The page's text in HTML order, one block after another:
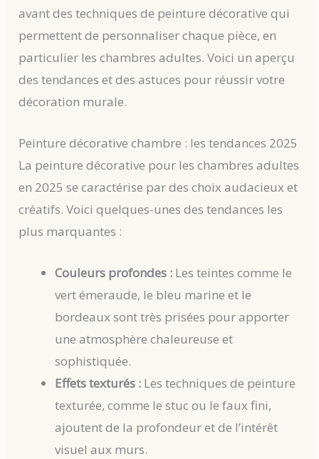
avant des techniques de peinture décorative qui
permettent de personnaliser chaque pièce, en
particulier les chambres adultes. Voici un aperçu
des tendances et des astuces pour réussir votre
décoration murale.
Peinture décorative chambre : les tendances 2025
La peinture décorative pour les chambres adultes
en 2025 se caractérise par des choix audacieux et
créatifs. Voici quelques-unes des tendances les
plus marquantes :
Couleurs profondes : Les teintes comme le
vert émeraude, le bleu marine et le
bordeaux sont très prisées pour apporter
une atmosphère chaleureuse et
sophistiquée.
Effets texturés : Les techniques de peinture
texturée, comme le stuc ou le faux fini,
ajoutent de la profondeur et de l’intérêt
visuel aux murs.